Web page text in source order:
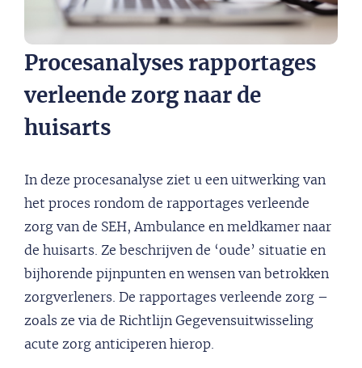
Procesanalyses rapportages
verleende zorg naar de
huisarts
In deze procesanalyse ziet u een uitwerking van
het proces rondom de rapportages verleende
zorg van de SEH, Ambulance en meldkamer naar
de huisarts. Ze beschrijven de ‘oude’ situatie en
bijhorende pijnpunten en wensen van betrokken
zorgverleners. De rapportages verleende zorg –
zoals ze via de Richtlijn Gegevensuitwisseling
acute zorg anticiperen hierop.